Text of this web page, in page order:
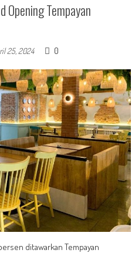
Opening Tempayan
25, 2024 0
ditawarkan Tempayan